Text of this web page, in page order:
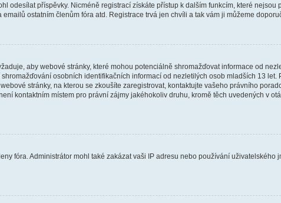
odesílat příspěvky. Nicméně registrací získáte přístup k dalším funkcím, které nejsou
ostatním členům fóra atd. Registrace trvá jen chvíli a tak vám ji můžeme
aby webové stránky, které mohou potenciálně shromažďovat informace od
osobních identifikačních informací od nezletilých osob mladších 13 let.
stránky, na kterou se zkoušíte zaregistrovat, kontaktujte vašeho právního
kontaktním místem pro právní zájmy jakéhokoliv druhu, kromě těch uvedených v
fóra. Administrátor mohl také zakázat vaši IP adresu nebo používání uživatelského